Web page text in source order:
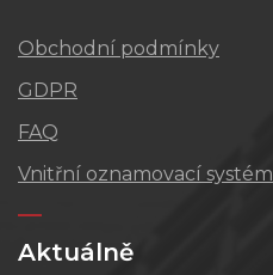
Obchodní podmínky
GDPR
FAQ
Vnitřní oznamovací systém
Aktuálně